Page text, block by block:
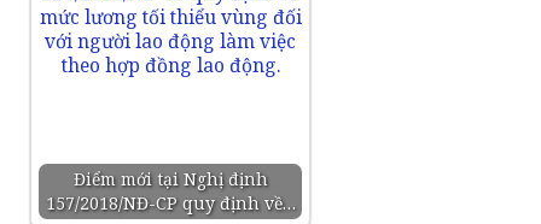
Điểm mới tại Nghị định
157/2018/NĐ-CP quy định về…